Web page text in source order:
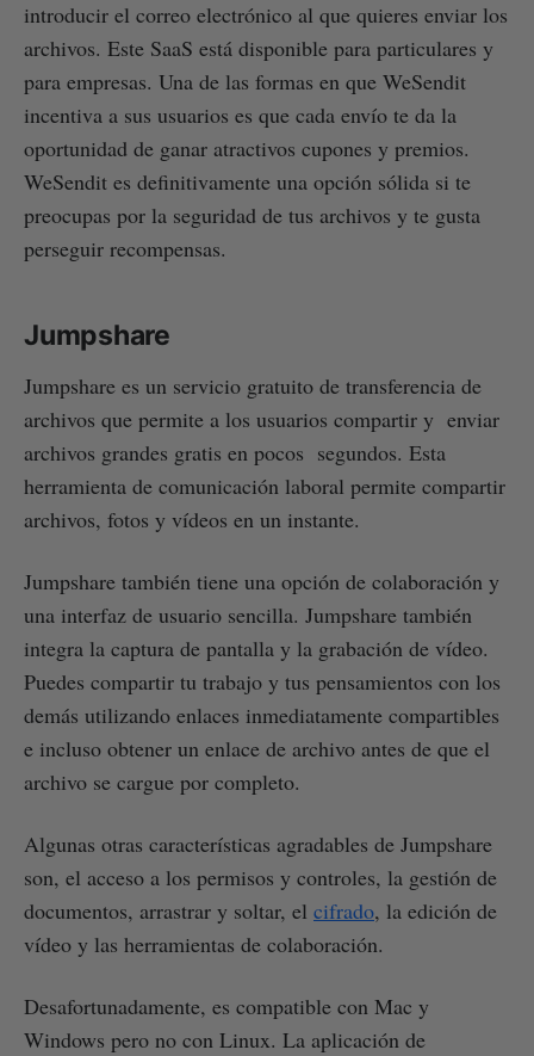
introducir el correo electrónico al que quieres enviar los
archivos. Este SaaS está disponible para particulares y
para empresas. Una de las formas en que WeSendit
incentiva a sus usuarios es que cada envío te da la
oportunidad de ganar atractivos cupones y premios.
WeSendit es definitivamente una opción sólida si te
preocupas por la seguridad de tus archivos y te gusta
perseguir recompensas.
Jumpshare
Jumpshare es un servicio gratuito de transferencia de
archivos que permite a los usuarios compartir y enviar
archivos grandes gratis en pocos segundos. Esta
herramienta de comunicación laboral permite compartir
archivos, fotos y vídeos en un instante.
Jumpshare también tiene una opción de colaboración y
una interfaz de usuario sencilla. Jumpshare también
integra la captura de pantalla y la grabación de vídeo.
Puedes compartir tu trabajo y tus pensamientos con los
demás utilizando enlaces inmediatamente compartibles
e incluso obtener un enlace de archivo antes de que el
archivo se cargue por completo.
Algunas otras características agradables de Jumpshare
son, el acceso a los permisos y controles, la gestión de
documentos, arrastrar y soltar, el cifrado, la edición de
vídeo y las herramientas de colaboración.
Desafortunadamente, es compatible con Mac y
Windows pero no con Linux. La aplicación de